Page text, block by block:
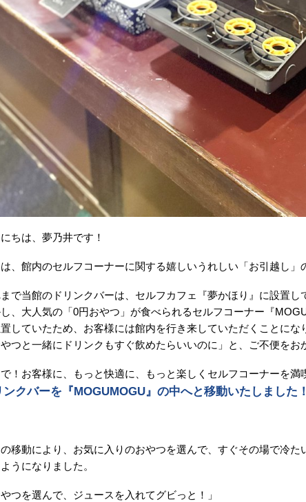
ちは、夢乃井です！
、館内のセルフコーナーに関する嬉しいうれしい「お引越し」
で当館のドリンクバーは、セルフカフェ『夢かほり』に設置し
し、大人気の「0円おやつ」が食べられるセルフコーナー『
していたため、お客様には館内を行き来していただくことに
やつと一緒にドリンクもすぐ飲めたらいいのに」と、ご不便をお
！お客様に、もっと快適に、もっと楽しくセルフコーナーを
ンクバーを『MOGUMOGU』の中へと移動いたしました！
移動により、お気に入りのおやつを選んで、すぐその場で冷
うになりました。
やつを選んで、ジュースを入れてグビっと！」